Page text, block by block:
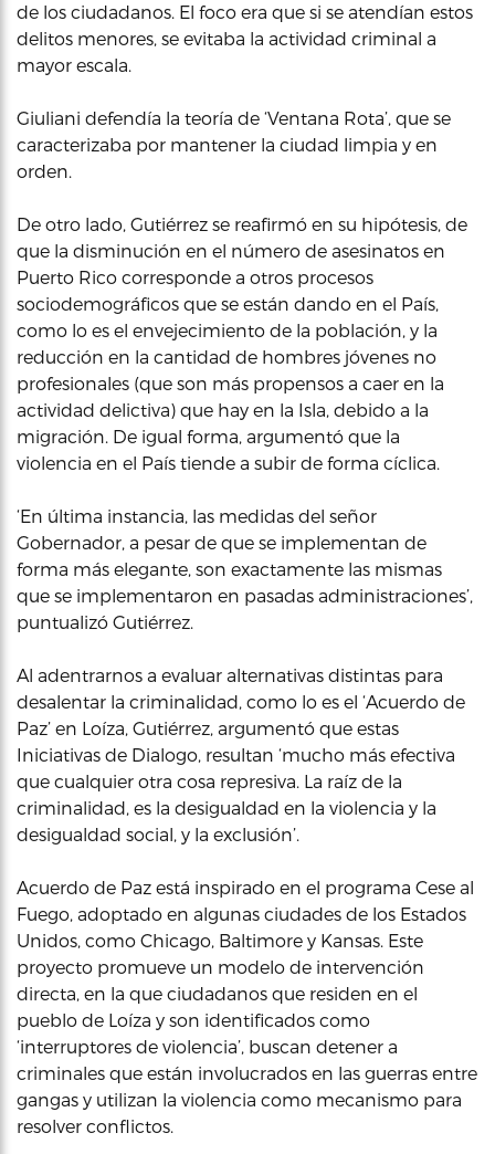
de los ciudadanos. El foco era que si se atendían estos
delitos menores, se evitaba la actividad criminal a
mayor escala.
Giuliani defendía la teoría de ‘Ventana Rota’, que se
caracterizaba por mantener la ciudad limpia y en
orden.
De otro lado, Gutiérrez se reafirmó en su hipótesis, de
que la disminución en el número de asesinatos en
Puerto Rico corresponde a otros procesos
sociodemográficos que se están dando en el País,
como lo es el envejecimiento de la población, y la
reducción en la cantidad de hombres jóvenes no
profesionales (que son más propensos a caer en la
actividad delictiva) que hay en la Isla, debido a la
migración. De igual forma, argumentó que la
violencia en el País tiende a subir de forma cíclica.
‘En última instancia, las medidas del señor
Gobernador, a pesar de que se implementan de
forma más elegante, son exactamente las mismas
que se implementaron en pasadas administraciones’,
puntualizó Gutiérrez.
Al adentrarnos a evaluar alternativas distintas para
desalentar la criminalidad, como lo es el ‘Acuerdo de
Paz’ en Loíza, Gutiérrez, argumentó que estas
Iniciativas de Dialogo, resultan ‘mucho más efectiva
que cualquier otra cosa represiva. La raíz de la
criminalidad, es la desigualdad en la violencia y la
desigualdad social, y la exclusión’.
Acuerdo de Paz está inspirado en el programa Cese al
Fuego, adoptado en algunas ciudades de los Estados
Unidos, como Chicago, Baltimore y Kansas. Este
proyecto promueve un modelo de intervención
directa, en la que ciudadanos que residen en el
pueblo de Loíza y son identificados como
‘interruptores de violencia’, buscan detener a
criminales que están involucrados en las guerras entre
gangas y utilizan la violencia como mecanismo para
resolver conflictos.